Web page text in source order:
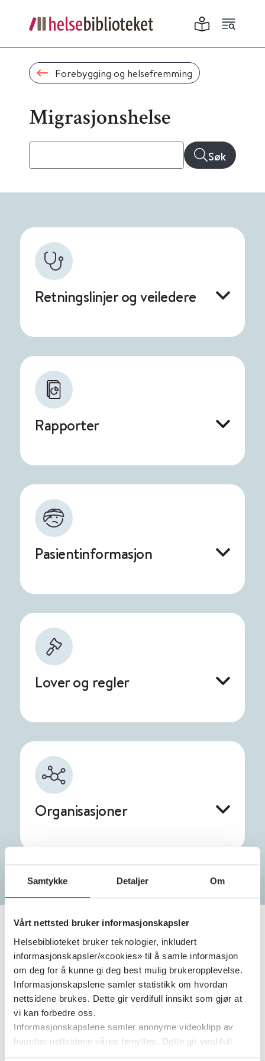
Samtykke Detaljer Om
Vårt nettsted bruker informasjonskapsler
Helsebiblioteket bruker teknologier, inkludert
informasjonskapsler/«cookies» til å samle informasjon
om deg for å kunne gi deg best mulig brukeropplevelse.
Informasjonskapslene samler statistikk om hvordan
nettsidene brukes. Dette gir verdifull innsikt som gjør at
vi kan forbedre oss.
Informasjonskapslene samler anonyme videoklipp av
hvordan nettsidene våres benyttes. Dette gir verdifull
innsikt som gjør at vi kan forbedre oss.
Forebygging og helsefremming
Migrasjonshelse
Søk
Retningslinjer og veiledere
Rapporter
Pasientinformasjon
Lover og regler
Organisasjoner
Befolkningsutvikling i
Norge 2024,
sammenliknet med
prognosene
30. april 2025